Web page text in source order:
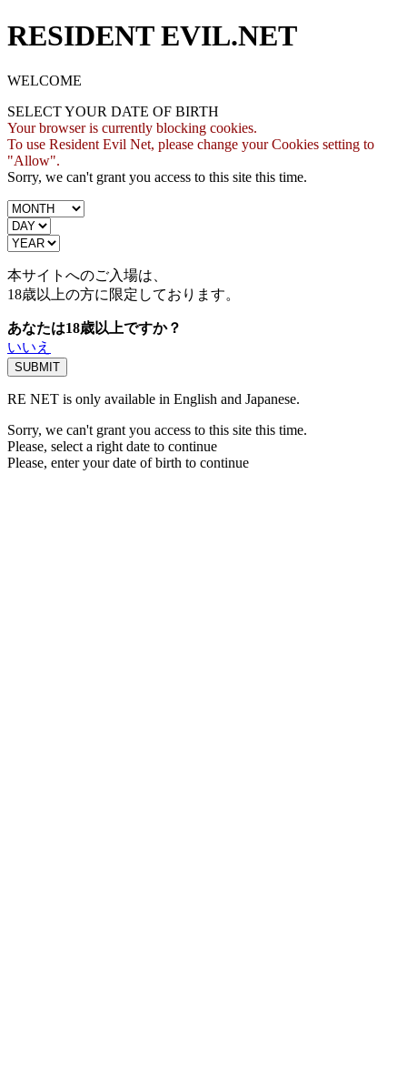
RESIDENT EVIL.NET
WELCOME
SELECT YOUR DATE OF BIRTH
Your browser is currently blocking cookies.
To use Resident Evil Net, please change your Cookies setting to
"Allow".
Sorry, we can't grant you access to this site this time.
本サイトへのご入場は、
18歳以上の方に限定しております。
あなたは18歳以上ですか？
いいえ
RE NET is only available in English and Japanese.
Sorry, we can't grant you access to this site this time.
Please, select a right date to continue
Please, enter your date of birth to continue